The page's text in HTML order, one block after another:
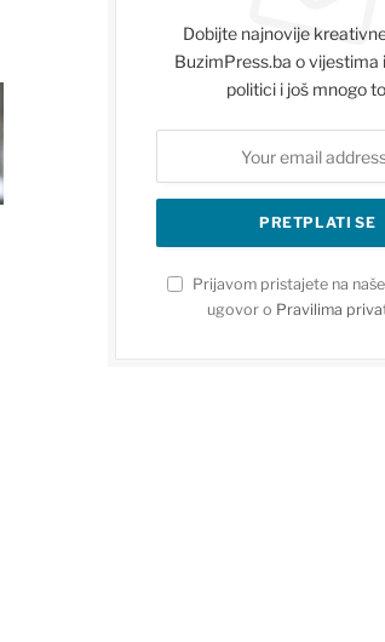
Dobijte najnovije
BuzimPress.ba o vijestima
politici i još mnogo
Prijavom pristajete na
ugovor o Pravilima